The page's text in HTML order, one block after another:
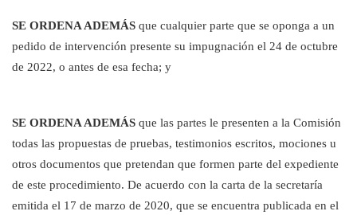
SE ORDENA ADEMÁS que cualquier parte que se oponga a un
pedido de intervención presente su impugnación el 24 de octubre
de 2022, o antes de esa fecha; y
SE ORDENA ADEMÁS que las partes le presenten a la Comisión
todas las propuestas de pruebas, testimonios escritos, mociones u
otros documentos que pretendan que formen parte del expediente
de este procedimiento. De acuerdo con la carta de la secretaría
emitida el 17 de marzo de 2020, que se encuentra publicada en el